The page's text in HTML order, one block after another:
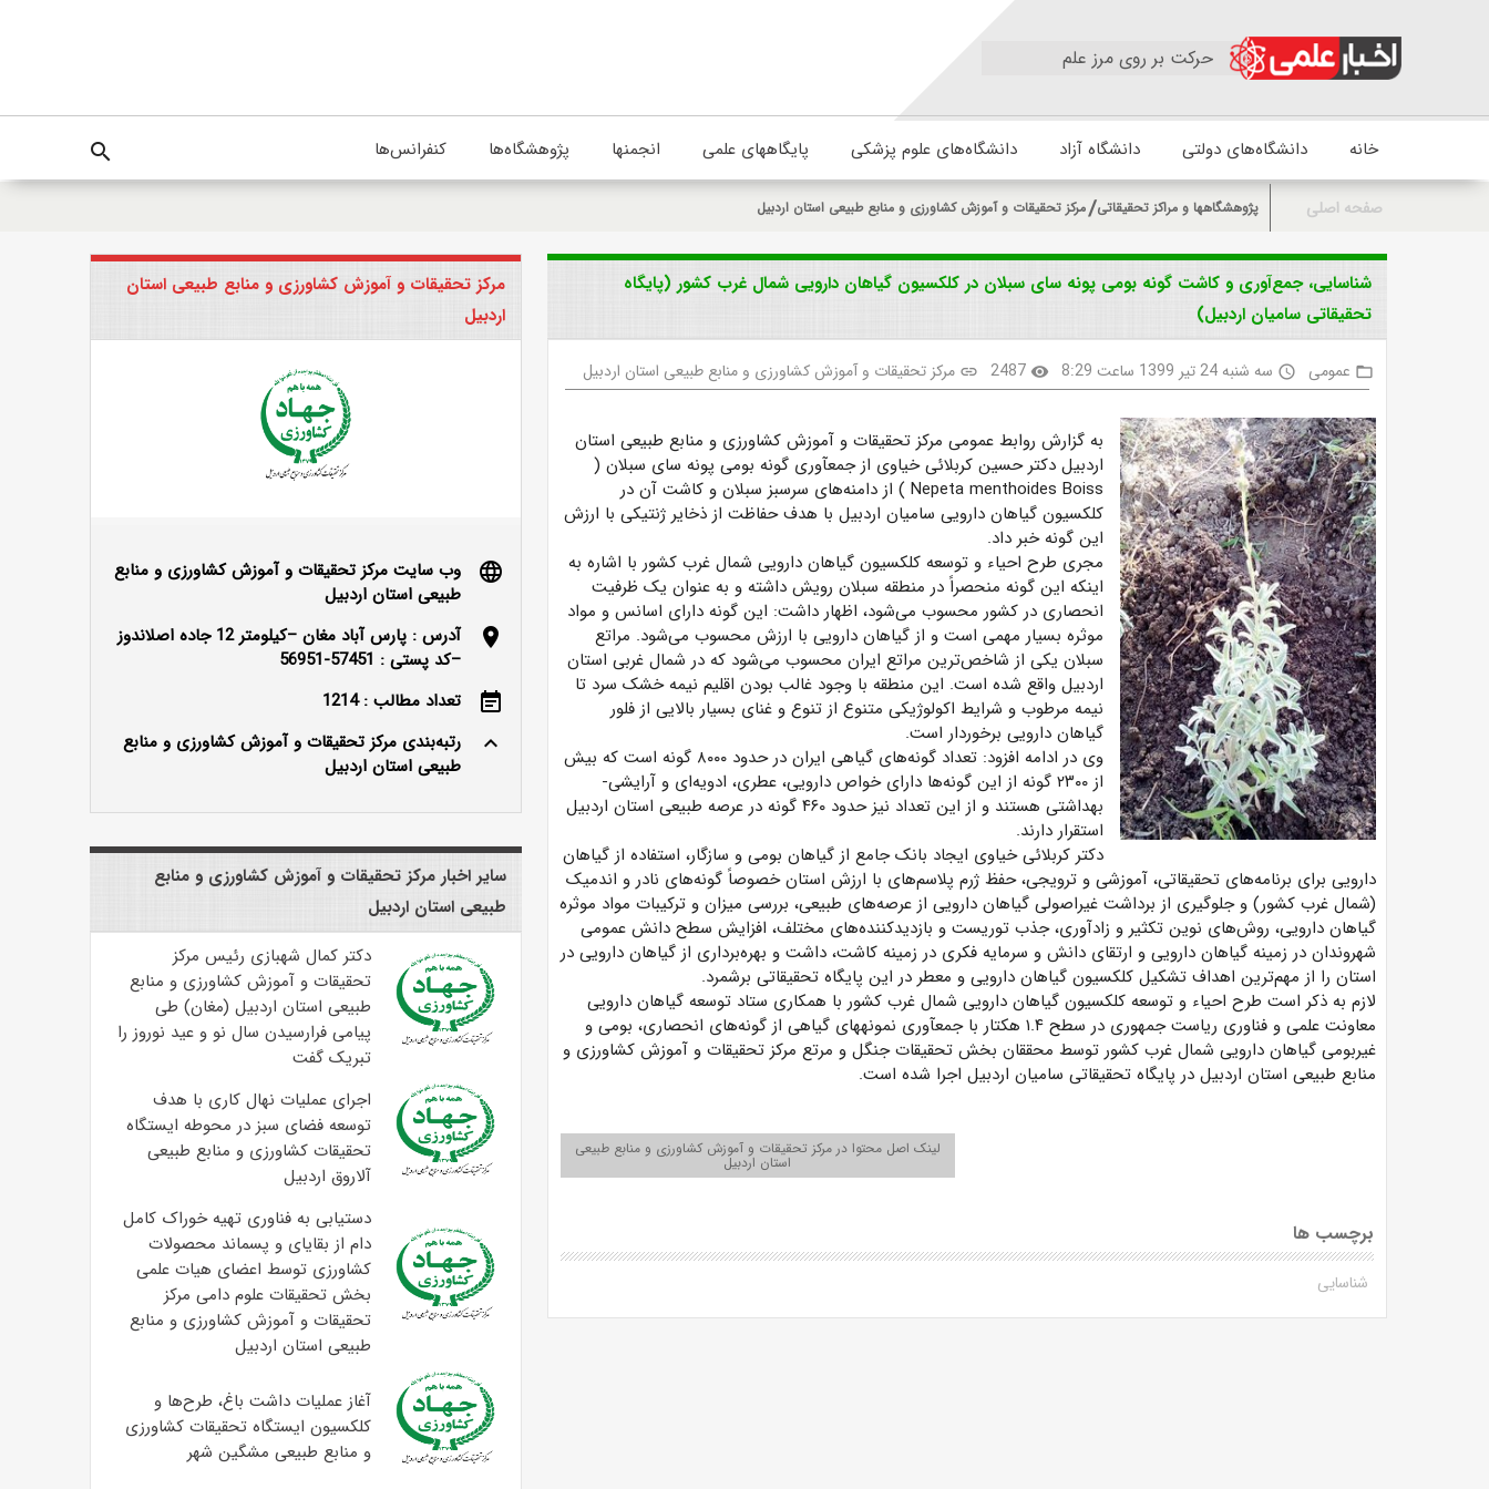
حرکت بر روی مرز علم
خانه دانشگاه‌های دولتی دانشگاه آزاد دانشگاه‌های علوم پزشکی پایگاههای علمی انجمنها پژوهشگاه‌ها کنفرانس‌ها search
صفحه اصلی پژوهشگاهها و مراکز تحقیقاتی مرکز تحقیقات و آموزش کشاورزی و منابع طبیعی استان اردبیل
شناسایی، جمع‌آوری و کاشت گونه بومی پونه سای سبلان در کلکسیون گیاهان دارویی شمال غرب کشور (پایگاه
تحقیقاتی سامیان اردبیل)
folder_open عمومی access_time سه شنبه 24 تیر 1399 ساعت 8:29 visibility
2487
link مرکز تحقیقات و آموزش کشاورزی و منابع طبیعی استان اردبیل
به گزارش روابط عمومی مرکز تحقیقات و آموزش کشاورزی و منابع طبیعی استان
اردبیل دکتر حسین کربلائی خیاوی از جمع­آوری گونه بومی پونه سای سبلان (
Nepeta menthoides Boiss ) از دامنه‌های سرسبز سبلان و کاشت آن در
کلکسیون گیاهان دارویی سامیان اردبیل با هدف حفاظت از ذخایر ژنتیکی با ارزش
این گونه خبر داد.
مجری طرح احیاء و توسعه کلکسیون گیاهان دارویی شمال غرب کشور با اشاره به
اینکه این گونه منحصراً در منطقه سبلان رویش داشته و به عنوان یک ظرفیت
انحصاری در کشور محسوب می‌شود، اظهار داشت: این گونه دارای اسانس و مواد
موثره بسیار مهمی است و از گیاهان دارویی با ارزش محسوب می‌شود. مراتع
سبلان یکی از شاخص‌ترین مراتع ایران محسوب می‌شود که در شمال غربی استان
اردبیل واقع شده است. این منطقه با وجود غالب بودن اقلیم نیمه خشک سرد تا
نیمه مرطوب و شرایط اکولوژیکی متنوع از تنوع و غنای بسیار بالایی از فلور
گیاهان دارویی برخوردار است.
وی در ادامه افزود: تعداد گونه‌های گیاهی ایران در حدود ۸۰۰۰ گونه است که بیش
از ۲۳۰۰ گونه از این گونه‌ها دارای خواص دارویی، عطری، ادویه‌ای و آرایشی-
بهداشتی هستند و از این تعداد نیز حدود ۴۶۰ گونه در عرصه طبیعی استان اردبیل
استقرار دارند.
دکتر کربلائی خیاوی ایجاد بانک جامع از گیاهان بومی و سازگار، استفاده از گیاهان
دارویی برای برنامه‌های تحقیقاتی، آموزشی و ترویجی، حفظ ژرم پلاسم‌های با ارزش استان خصوصاً گونه‌های نادر و اندمیک
(شمال غرب کشور) و جلوگیری از برداشت غیراصولی گیاهان دارویی از عرصه‌های طبیعی، بررسی میزان و ترکیبات مواد موثره
گیاهان دارویی، روش‌های نوین تکثیر و زادآوری، جذب توریست و بازدیدکننده‌های مختلف، افزایش سطح دانش عمومی
شهروندان در زمینه گیاهان دارویی و ارتقای دانش و سرمایه فکری در زمینه کاشت، داشت و بهره‌برداری از گیاهان دارویی در
استان را از مهم‌ترین اهداف تشکیل کلکسیون گیاهان دارویی و معطر در این پایگاه تحقیقاتی برشمرد.
لازم به ذکر است طرح احیاء و توسعه کلکسیون گیاهان دارویی شمال غرب کشور با همکاری ستاد توسعه گیاهان دارویی
معاونت علمی و فناوری ریاست جمهوری در سطح ۱.۴ هکتار با جمع­آوری نمونه­های گیاهی از گونه‌های انحصاری، بومی و
غیربومی گیاهان دارویی شمال غرب کشور توسط محققان بخش تحقیقات جنگل و مرتع مرکز تحقیقات و آموزش کشاورزی و
منابع طبیعی استان اردبیل در پایگاه تحقیقاتی سامیان اردبیل اجرا شده است.
لینک اصل محتوا در مرکز تحقیقات و آموزش کشاورزی و منابع طبیعی
استان اردبیل
برچسب ها
شناسایی
مرکز تحقیقات و آموزش کشاورزی و منابع طبیعی استان
اردبیل
language
وب سایت مرکز تحقیقات و آموزش کشاورزی و منابع
طبیعی استان اردبیل
location_on
آدرس : پارس آباد مغان –کیلومتر 12 جاده اصلاندوز
–کد پستی : 57451-56951
event_note
تعداد مطالب : 1214
keyboard_arrow_up
رتبه‌بندی مرکز تحقیقات و آموزش کشاورزی و منابع
طبیعی استان اردبیل
سایر اخبار مرکز تحقیقات و آموزش کشاورزی و منابع
طبیعی استان اردبیل
دکتر کمال شهبازی رئیس مرکز
تحقیقات و آموزش کشاورزی و منابع
طبیعی استان اردبیل (مغان) طی
پیامی فرارسیدن سال نو و عید نوروز را
تبریک گفت
اجرای عملیات نهال کاری با هدف
توسعه فضای سبز در محوطه ایستگاه
تحقیقات کشاورزی و منابع طبیعی
آلاروق اردبیل
دستیابی به فناوری تهیه خوراک کامل
دام از بقایای و پسماند محصولات
کشاورزی توسط اعضای هیات علمی
بخش تحقیقات علوم دامی مرکز
تحقیقات و آموزش کشاورزی و منابع
طبیعی استان اردبیل
آغاز عملیات داشت باغ، طرح‌ها و
کلکسیون ایستگاه تحقیقات کشاورزی
و منابع طبیعی مشگین شهر